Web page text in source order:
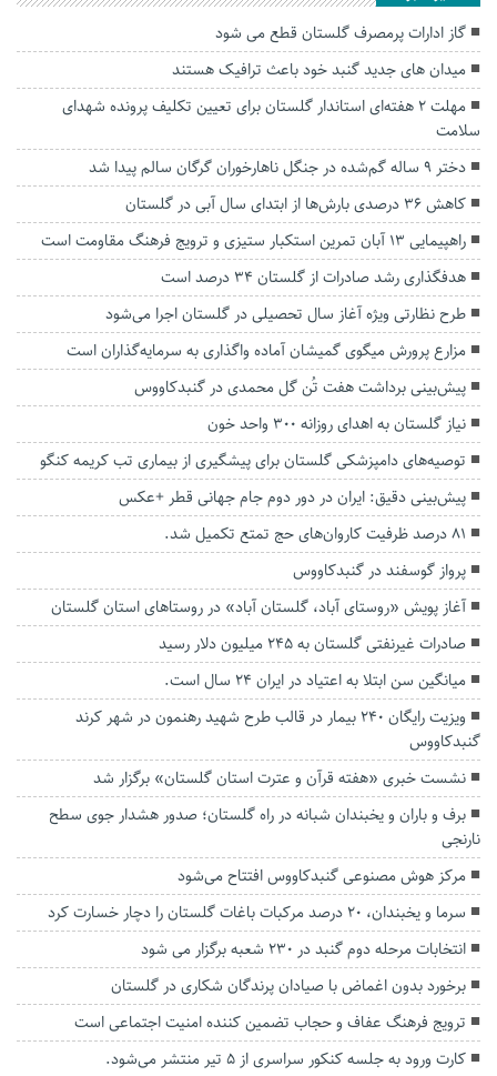
گاز ادارات پرمصرف گلستان قطع می شود
میدان های جدید گنبد خود باعث ترافیک هستند
مهلت ۲ هفته‌ای استاندار گلستان برای تعیین تکلیف پرونده شهدای
سلامت
دختر ۹ ساله گم‌شده در جنگل ناهارخوران گرگان سالم پیدا شد
کاهش ۳۶ درصدی بارش‌ها از ابتدای سال آبی در گلستان
راهپیمایی ۱۳ آبان تمرین استکبار ستیزی و ترویج فرهنگ مقاومت است
هدفگذاری رشد صادرات از گلستان ۳۴ درصد است
طرح نظارتی ویژه آغاز سال تحصیلی در گلستان اجرا می‌شود
مزارع پرورش میگوی گمیشان آماده واگذاری به سرمایه‌گذاران است
پیش‌بینی برداشت هفت تُن گل محمدی در گنبدکاووس
نیاز گلستان به اهدای روزانه ۳۰۰ واحد خون
توصیه‌های دامپزشکی گلستان برای پیشگیری از بیماری تب کریمه کنگو
پیش‌بینی دقیق: ایران در دور دوم جام جهانی قطر +عکس
۸۱ درصد ظرفیت کاروان‌های حج تمتع تکمیل شد.
پرواز گوسفند در گنبدکاووس
آغاز پویش «روستای آباد، گلستان آباد» در روستاهای استان گلستان
صادرات غیرنفتی گلستان به ۲۴۵ میلیون دلار رسید
میانگین سن ابتلا به اعتیاد در ایران ۲۴ سال است.
ویزیت رایگان ۲۴۰ بیمار در قالب طرح شهید رهنمون در شهر کرند
گنبدکاووس
نشست خبری «هفته قرآن و عترت استان گلستان» برگزار شد
برف و باران و یخبندان شبانه در راه گلستان؛ صدور هشدار جوی سطح
نارنجی
مرکز هوش مصنوعی گنبدکاووس افتتاح می‌شود
سرما و یخبندان، ۲۰ درصد مرکبات باغات گلستان را دچار خسارت کرد
انتخابات مرحله دوم گنبد در ۲۳۰ شعبه برگزار می شود
برخورد بدون اغماض با صیادان پرندگان شکاری در گلستان
ترویج فرهنگ عفاف و حجاب تضمین کننده امنیت اجتماعی است
کارت ورود به جلسه کنکور سراسری از ۵ تیر منتشر می‌شود.